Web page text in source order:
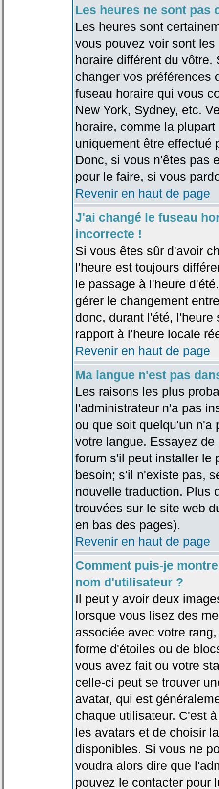
Les heures ne sont pas
Les heures sont
vous pouvez voir sont
horaire différent du
changer vos préférences
fuseau horaire qui vous
New York, Sydney, etc.
horaire, comme la
uniquement être effectué
Donc, si vous n'êtes pas
pour le faire, si vous
Revenir en haut de page
J'ai changé le fuseau
incorrecte !
Si vous êtes sûr d'avoir
l'heure est toujours
le passage à l'heure
gérer le changement
donc, durant l'été, l'heure
rapport à l'heure locale
Revenir en haut de page
Ma langue n'est pas
Les raisons les plus
l'administrateur n'a pas
ou que soit quelqu'un n'a
votre langue. Essayez
forum s'il peut installer le
besoin; s'il n'existe pas,
nouvelle traduction. Plus
trouvées sur le site web
en bas des pages).
Revenir en haut de page
Comment puis-je
nom d'utilisateur ?
Il peut y avoir deux
lorsque vous lisez des
associée avec votre
forme d'étoiles ou de
vous avez fait ou votre
celle-ci peut se trouver
avatar, qui est
chaque utilisateur. C'est
les avatars et de choisir
disponibles. Si vous ne
voudra alors dire que
pouvez le contacter pour